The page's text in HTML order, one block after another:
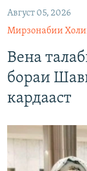
Август 05, 2026
Мирзонабии
Вена
бораи
кардааст